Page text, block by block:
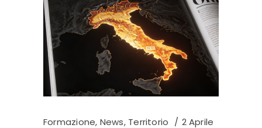
Formazione, News, Territorio
2 Aprile